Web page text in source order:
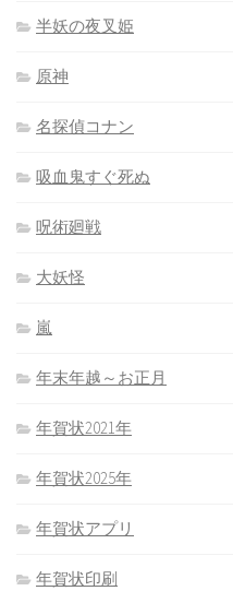
半妖の夜叉姫
原神
名探偵コナン
吸血鬼すぐ死ぬ
呪術廻戦
大妖怪
嵐
年末年越～お正月
年賀状2021年
年賀状2025年
年賀状アプリ
年賀状印刷